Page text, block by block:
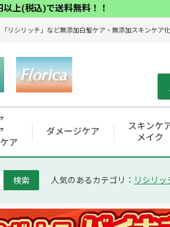
上(税込)で送料無料！！
リシリッチ」など無添加白髪ケア・無添加スキンケア
ア
ダメージケア
スキンケ
メイク
検索 人気のあるカテゴリ： リシリッ